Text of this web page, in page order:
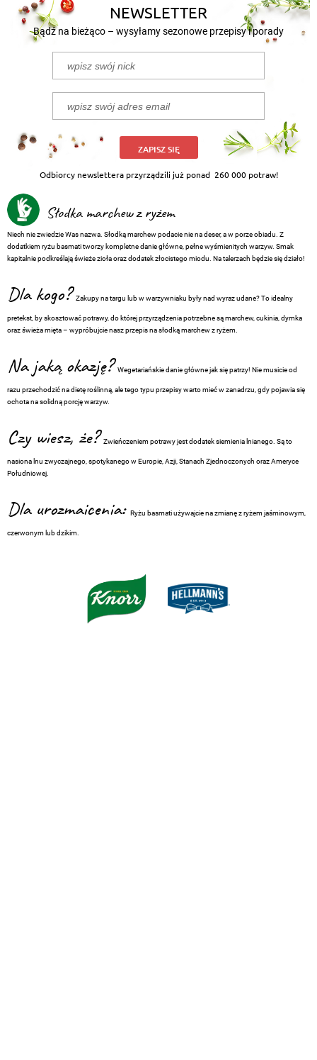
NEWSLETTER
Bądź na bieżąco – wysyłamy sezonowe przepisy i porady
ZAPISZ SIĘ
Odbiorcy newslettera przyrządzili już ponad 260 000 potraw!
Słodka marchew z ryżem
Niech nie zwiedzie Was nazwa. Słodką marchew podacie nie na deser, a w porze obiadu. Z
dodatkiem ryżu basmati tworzy kompletne danie główne, pełne wyśmienitych warzyw. Smak
kapitalnie podkreślają świeże zioła oraz dodatek złocistego miodu. Na talerzach będzie się działo!
Dla kogo?Zakupy na targu lub w warzywniaku były nad wyraz udane? To idealny
pretekst, by skosztować potrawy, do której przyrządzenia potrzebne są marchew, cukinia, dymka
oraz świeża mięta – wypróbujcie nasz przepis na słodką marchew z ryżem.
Na jaką okazję?Wegetariańskie danie główne jak się patrzy! Nie musicie od
razu przechodzić na dietę roślinną, ale tego typu przepisy warto mieć w zanadrzu, gdy pojawia się
ochota na solidną porcję warzyw.
Czy wiesz, że?Zwieńczeniem potrawy jest dodatek siemienia lnianego. Są to
nasiona lnu zwyczajnego, spotykanego w Europie, Azji, Stanach Zjednoczonych oraz Ameryce
Południowej.
Dla urozmaicenia: Ryżu basmati używajcie na zmianę z ryżem jaśminowym,
czerwonym lub dzikim.